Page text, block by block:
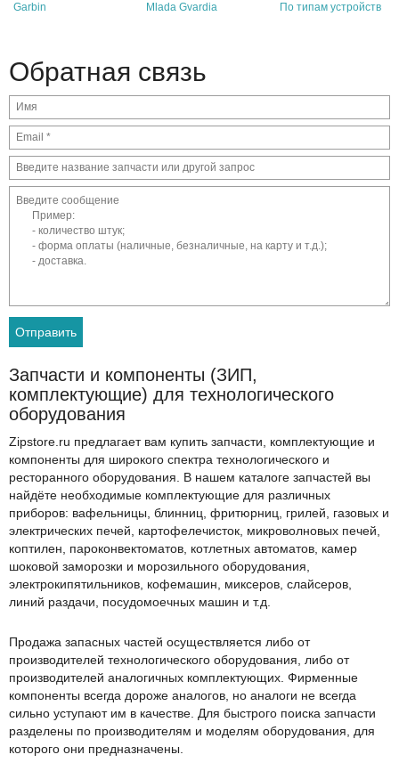
Garbin
Mlada Gvardia
По типам устройств
Обратная связь
Запчасти и компоненты (ЗИП,
комплектующие) для технологического
оборудования
Zipstore.ru предлагает вам купить запчасти, комплектующие и
компоненты для широкого спектра технологического и
ресторанного оборудования. В нашем каталоге запчастей вы
найдёте необходимые комплектующие для различных
приборов: вафельницы, блинниц, фритюрниц, грилей, газовых и
электрических печей, картофелечисток, микроволновых печей,
коптилен, пароконвектоматов, котлетных автоматов, камер
шоковой заморозки и морозильного оборудования,
электрокипятильников, кофемашин, миксеров, слайсеров,
линий раздачи, посудомоечных машин и т.д.
Продажа запасных частей осуществляется либо от
производителей технологического оборудования, либо от
производителей аналогичных комплектующих. Фирменные
компоненты всегда дороже аналогов, но аналоги не всегда
сильно уступают им в качестве. Для быстрого поиска запчасти
разделены по производителям и моделям оборудования, для
которого они предназначены.